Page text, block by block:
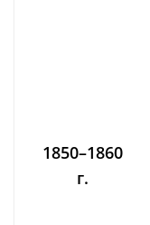
1850–1860
г.